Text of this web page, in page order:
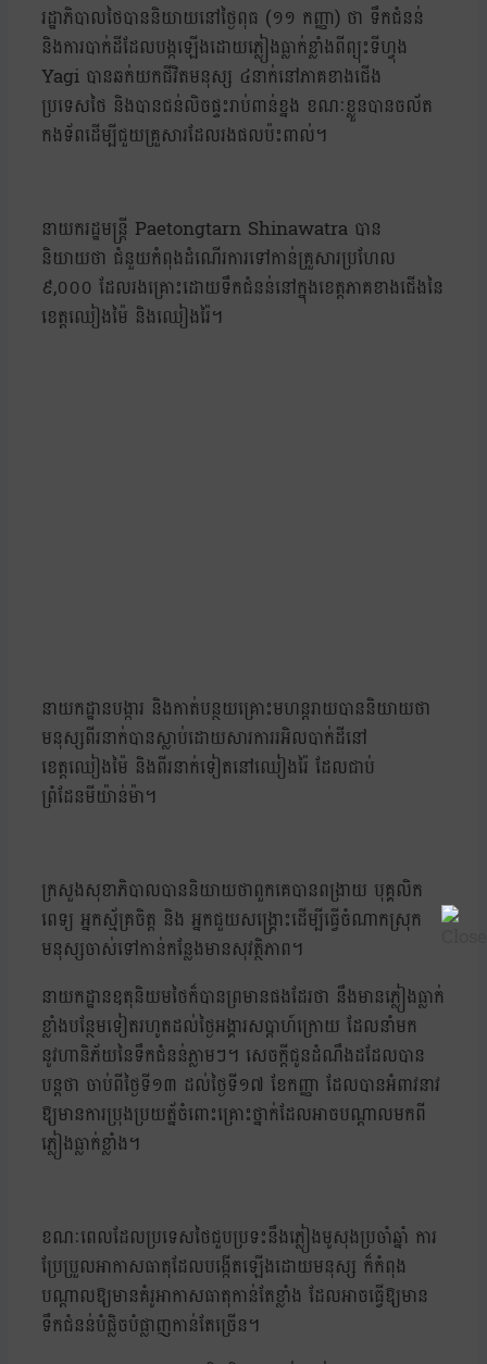
រដ្ឋាភិបាលថៃបាននិយាយនៅថ្ងៃពុធ (១១ កញ្ញា) ថា ទឹកជំនន់
និងការបាក់ដីដែលបង្កឡើងដោយភ្លៀងធ្លាក់ខ្លាំងពីព្យុះទីហ្វុង
Yagi បានឆក់យកជីវិតមនុស្ស ៤នាក់នៅភាគខាងជើង
ប្រទេសថៃ និងបានជន់លិចផ្ទះរាប់ពាន់ខ្នង ខណៈខ្លួនបានចល័ត
កងទ័ពដើម្បីជួយគ្រួសារដែលរងផលប៉ះពាល់។
នាយករដ្ឋមន្ត្រី Paetongtarn Shinawatra បាន
និយាយថា ជំនួយកំពុងដំណើរការទៅកាន់គ្រួសារប្រហែល
៩,០០០ ដែលរងគ្រោះដោយទឹកជំនន់នៅក្នុងខេត្តភាគខាងជើងនៃ
ខេត្តឈៀងម៉ៃ និងឈៀងរ៉ៃ។
នាយកដ្ឋានបង្ការ និងកាត់បន្ថយគ្រោះមហន្តរាយបាននិយាយថា
មនុស្សពីរនាក់បានស្លាប់ដោយសារការរអិលបាក់ដីនៅ
ខេត្តឈៀងម៉ៃ និងពីរនាក់ទៀតនៅឈៀងរ៉ៃ ដែលជាប់
ព្រំដែនមីយ៉ាន់ម៉ា។
ក្រសួងសុខាភិបាលបាននិយាយថាពួកគេបានពង្រាយ បុគ្គលិក
ពេទ្យ អ្នកស្ម័គ្រចិត្ត និង អ្នកជួយសង្គ្រោះដើម្បីធ្វើចំណាកស្រុក
មនុស្សចាស់ទៅកាន់កន្លែងមានសុវត្ថិភាព។
នាយកដ្ឋានឧតុនិយមថៃក៏បានព្រមានផងដែរថា នឹងមានភ្លៀងធ្លាក់
ខ្លាំងបន្ថែមទៀតរហូតដល់ថ្ងៃអង្គារសប្តាហ៍ក្រោយ ដែលនាំមក
នូវហានិភ័យនៃទឹកជំនន់ភ្លាមៗ។ សេចក្តីជូនដំណឹងដដែលបាន
បន្តថា ចាប់ពីថ្ងៃទី១៣ ដល់ថ្ងៃទី១៧ ខែកញ្ញា ដែលបានអំពាវនាវ
ឱ្យមានការប្រុងប្រយត្ន័ចំពោះគ្រោះថ្នាក់ដែលអាចបណ្តាលមកពី
ភ្លៀងធ្លាក់ខ្លាំង។
ខណៈពេលដែលប្រទេសថៃជួបប្រទះនឹងភ្លៀងមូសុងប្រចាំឆ្នាំ ការ
ប្រែប្រួលអាកាសធាតុដែលបង្កើតឡើងដោយមនុស្ស ក៏កំពុង
បណ្តាលឱ្យមានគំរូអាកាសធាតុកាន់តែខ្លាំង ដែលអាចធ្វើឱ្យមាន
ទឹកជំនន់បំផ្លិចបំផ្លាញកាន់តែច្រើន។